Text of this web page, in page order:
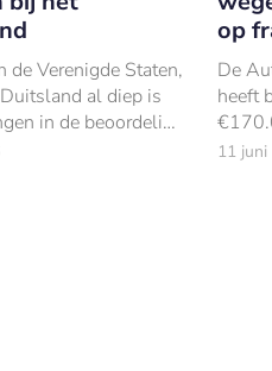
de Verenigde Staten,
al diep is
in de beoordeling
gold
op
De
heeft
niet
11